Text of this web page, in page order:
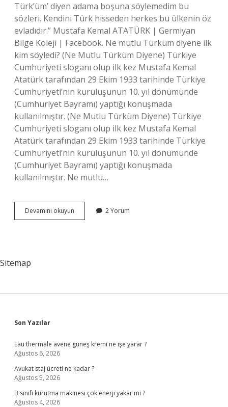
Türk’üm’ diyen adama boşuna söylemedim bu
sözleri. Kendini Türk hisseden herkes bu ülkenin öz
evladıdır.” Mustafa Kemal ATATÜRK | Germiyan
Bilge Koleji | Facebook. Ne mutlu Türküm diyene ilk
kim söyledi? (Ne Mutlu Türküm Diyene) Türkiye
Cumhuriyeti sloganı olup ilk kez Mustafa Kemal
Atatürk tarafından 29 Ekim 1933 tarihinde Türkiye
Cumhuriyeti’nin kuruluşunun 10. yıl dönümünde
(Cumhuriyet Bayramı) yaptığı konuşmada
kullanılmıştır. (Ne Mutlu Türküm Diyene) Türkiye
Cumhuriyeti sloganı olup ilk kez Mustafa Kemal
Atatürk tarafından 29 Ekim 1933 tarihinde Türkiye
Cumhuriyeti’nin kuruluşunun 10. yıl dönümünde
(Cumhuriyet Bayramı) yaptığı konuşmada
kullanılmıştır. Ne mutlu…
Devamını okuyun Atatürkün
Ne
2 Yorum
Sitemap
Sidebar
Son Yazılar
Eau thermale avene güneş kremi ne işe yarar ?
Ağustos 6, 2026
Avukat staj ücreti ne kadar ?
Ağustos 5, 2026
B sınıfı kurutma makinesi çok enerji yakar mı ?
Ağustos 4, 2026